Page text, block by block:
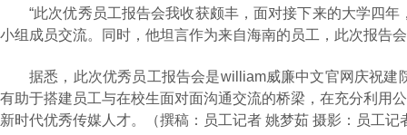
“此次优秀员工报告会我收获颇丰，面对接下来的大学四
小组成员交流。同时，他坦言作为来自海南的员工，此次报告
据悉，此次优秀员工报告会是william威廉中文官网庆祝
有助于搭建员工与在校生面对面沟通交流的桥梁，在充分利用
新时代优秀传媒人才。（撰稿：员工记者 姚梦茹 摄影：员工